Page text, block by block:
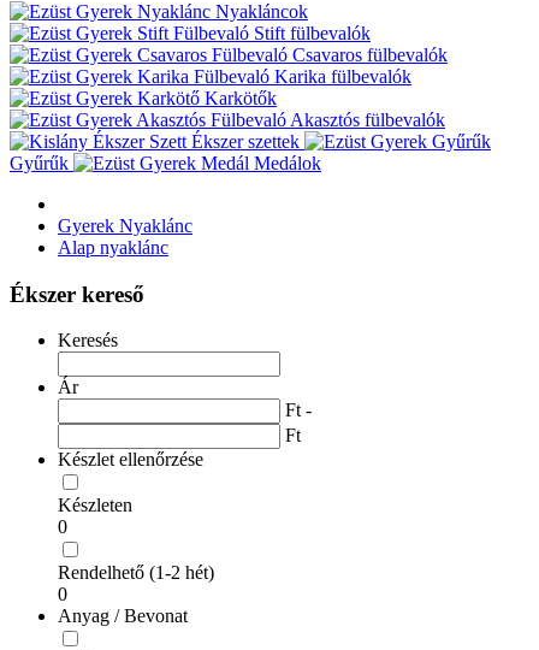
Nyakláncok
Stift fülbevalók
Csavaros fülbevalók
Karika fülbevalók
Karkötők
Akasztós fülbevalók
Ékszer szettek
Gyűrűk
Medálok
Gyerek Nyaklánc
Alap nyaklánc
Ékszer kereső
Keresés
Ár
Ft -
Ft
Készlet ellenőrzése
Készleten
0
Rendelhető (1-2 hét)
0
Anyag / Bevonat